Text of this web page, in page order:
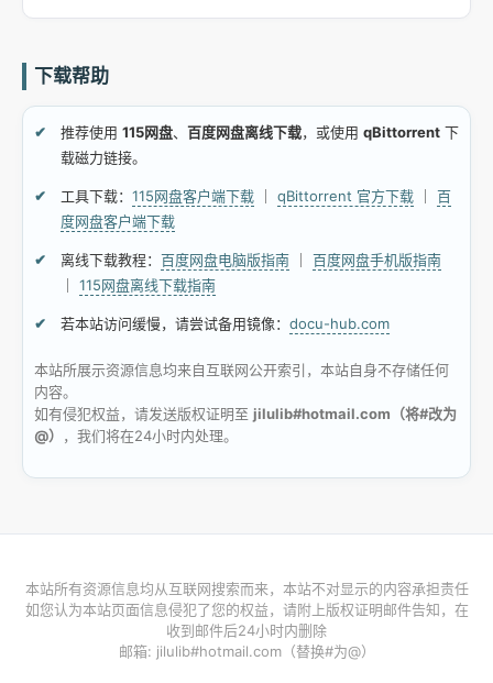
下载帮助
推荐使用 115网盘、 百度网盘离线下载，或使用 qBittorrent 下
载磁力链接。
工具下载： 115网盘客户端下载 qBittorrent 官方下载
百
度网盘客户端下载
离线下载教程： 百度网盘电脑版指南
百度网盘手机版指南
115网盘离线下载指南
若本站访问缓慢，请尝试备用镜像： docu-hub.com
本站所展示资源信息均来自互联网公开索引，本站自身不存储任何
内容。
如有侵犯权益，请发送版权证明至 jilulib#hotmail.com（将#改为
@）
，我们将在24小时内处理。
本站所有资源信息均从互联网搜索而来，本站不对显示的内容承担责任
如您认为本站页面信息侵犯了您的权益，请附上版权证明邮件告知，在
收到邮件后24小时内删除
邮箱: jilulib#hotmail.com（替换#为@）